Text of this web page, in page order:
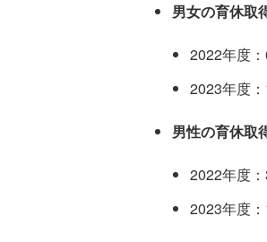
男女の育休取
2022年度
2023年度
男性の育休取
2022年度
2023年度